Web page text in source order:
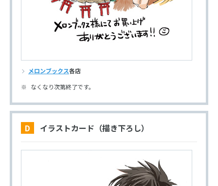
メロンブックス各店
なくなり次第終了です。
D イラストカード（描き下ろし）